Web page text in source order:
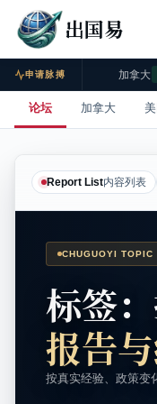
出国易
申请脉搏 加拿大
论坛 加拿大
Report List内容列表
CHUGUOYI TOPIC
标签
报告
按真实经验、政策变